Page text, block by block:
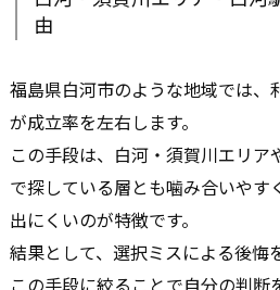
由
福島県白河市のような地域では、
が成立率を左右します。
この手段は、白河・須賀川エリ
で探している層とも噛み合いやす
出にくいのが特徴です。
結果として、選択ミスによる後悔
この手段に絞ることで自分の判断